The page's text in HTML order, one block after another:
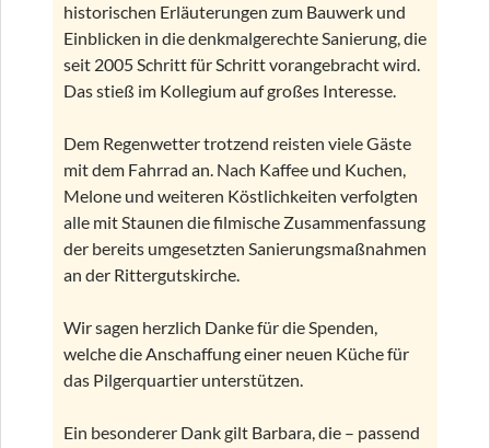
historischen Erläuterungen zum Bauwerk und
Einblicken in die denkmalgerechte Sanierung, die
seit 2005 Schritt für Schritt vorangebracht wird.
Das stieß im Kollegium auf großes Interesse.
Dem Regenwetter trotzend reisten viele Gäste
mit dem Fahrrad an. Nach Kaffee und Kuchen,
Melone und weiteren Köstlichkeiten verfolgten
alle mit Staunen die filmische Zusammenfassung
der bereits umgesetzten Sanierungsmaßnahmen
an der Rittergutskirche.
Wir sagen herzlich Danke für die Spenden,
welche die Anschaffung einer neuen Küche für
das Pilgerquartier unterstützen.
Ein besonderer Dank gilt Barbara, die – passend